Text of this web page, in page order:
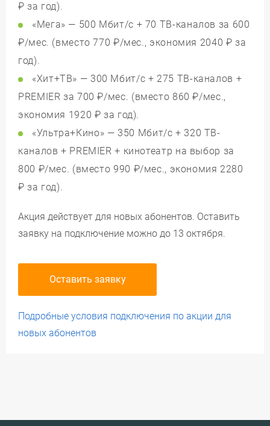
₽ за год).
«Мега» — 500 Мбит/с + 70 ТВ-каналов за 600
₽/мес. (вместо 770 ₽/мес., экономия 2040 ₽ за
год).
«Хит+ТВ» — 300 Мбит/с + 275 ТВ-каналов +
PREMIER за 700 ₽/мес. (вместо 860 ₽/мес.,
экономия 1920 ₽ за год).
«Ультра+Кино» — 350 Мбит/с + 320 ТВ-
каналов + PREMIER + кинотеатр на выбор за
800 ₽/мес. (вместо 990 ₽/мес., экономия 2280
₽ за год).
Акция действует для новых абонентов. Оставить
заявку на подключение можно до 13 октября.
Оставить заявку
Подробные условия подключения по акции для
новых абонентов